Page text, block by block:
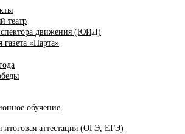
театр
движения (ЮИД)
«Парта»
обучение
итоговая аттестация (ОГЭ, ЕГЭ)